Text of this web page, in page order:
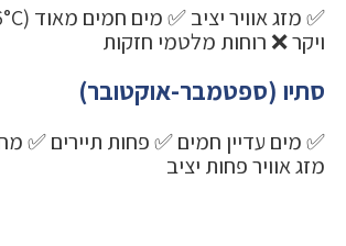
ויקר ❌ רוחות מלטמי חזקות
סתיו (ספטמבר-אוקטובר)
✅ מים עדיין חמים ✅ פחות תיירים ✅
מזג אוויר פחות יציב